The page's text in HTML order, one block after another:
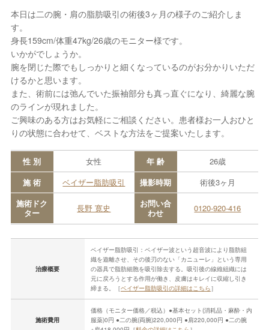
本日は二の腕・肩の脂肪吸引の術後3ヶ月の様子のご紹介しま
す。
身長159cm/体重47kg/26歳のモニター様です。
いかがでしょうか。
腕を閉じた際でもしっかりと細くなっているのがお分かりいただ
けるかと思います。
また、術前には弛んでいた振袖部分も真っ直ぐになり、綺麗な腕
のラインが現れました。
ご興味のある方はお気軽にご相談ください。患者様お一人おひと
りの状態に合わせて、ベストな方法をご提案いたします。
性 別 女性 年 齢
26歳
施 術
ベイザー脂肪吸引 撮影時期
術後3ヶ月
施術ドク
ター
長野 寛史
お問い合
わせ
0120-920-416
治療概要
ベイザー脂肪吸引：ベイザー波という超音波により脂肪組
織を遊離させ、その後刃のない「カニューレ」という専用
の器具で脂肪細胞を吸引除去する。吸引後の線維組織には
元に戻ろうとする作用が働き、皮膚はキレイに収縮し引き
締まる。［ベイザー脂肪吸引の詳細はこちら］
施術費用
価格（モニター価格／税込）●基本セット(消耗品・麻酔・内
服薬)0円 ●二の腕(両腕)220,000円 ●肩220,000円 ●二の腕